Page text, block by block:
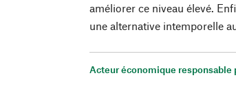
améliorer ce niveau élevé.
une alternative intemporelle
Acteur économique responsable